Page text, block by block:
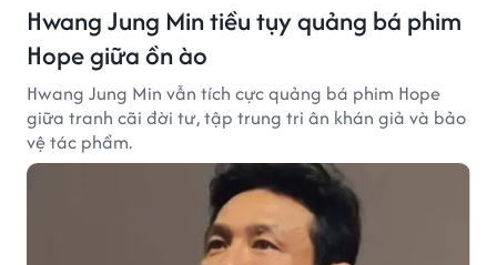
Hwang Jung Min tiều tụy quảng bá phim
Hope giữa ồn ào
Hwang Jung Min vẫn tích cực quảng bá phim Hope
giữa tranh cãi đời tư, tập trung tri ân khán giả và bảo
vệ tác phẩm.